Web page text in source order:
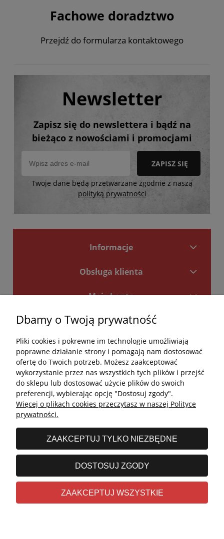
Fachowe doradztwo
Przejdź do formularza kontaktowego
Newsletter
Zapisz się do newslettera i bądź na
bieżąco z nowościami i promocjami
ZAPISZ SIĘ
Twoje dane będą przetwarzane zgodnie z naszą
polityką prywatności
Informacje
Obsługa klienta
Moje konto
Płatności i dostawa
Kontakt
Kontakt
undefined
Godziny otwarcia salonu:
Poniedziałek - Piątek: 11:00 - 19:00
Sobota: 10:00 - 14:00
undefined © 2026 Wszelkie prawa zastrzeżone
RealizacjaStolems.com|Sklep internetowy Shoper.pl
Dbamy o Twoją prywatność
Pliki cookies i pokrewne im technologie umożliwiają
poprawne działanie strony i pomagają nam dostosować
ofertę do Twoich potrzeb. Możesz zaakceptować
wykorzystanie przez nas wszystkich tych plików i przejść
do sklepu lub dostosować użycie plików do swoich
preferencji, wybierając opcję "Dostosuj zgody".
Więcej o plikach cookies przeczytasz w naszej Polityce
prywatności.
ZAAKCEPTUJ TYLKO NIEZBĘDNE
DOSTOSUJ ZGODY
ZAAKCEPTUJ WSZYSTKIE